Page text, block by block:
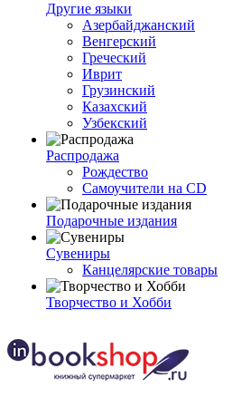
Другие языки
Азербайджанский
Венгерский
Греческий
Иврит
Грузинский
Казахский
Узбекский
Распродажа
Рождество
Самоучители на CD
Подарочные издания
Сувениры
Канцелярские товары
Творчество и Хобби